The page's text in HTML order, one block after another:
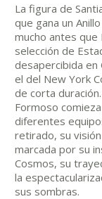
La figura de
que gana un
mucho antes que
selección de
desapercibida en
el del New York
de corta
Formoso
diferentes
retirado, su
marcada por su
Cosmos, su
la
sus sombras.